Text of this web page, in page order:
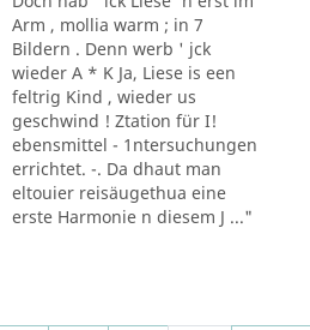
Arm , mollia warm ; in 7
Bildern . Denn werb ' jck
wieder A * K Ja, Liese is een
feltrig Kind , wieder us
geschwind ! Ztation für I!
ebensmittel - 1ntersuchungen
errichtet. -. Da dhaut man
eltouier reisäugethua eine
erste Harmonie n diesem J ..."